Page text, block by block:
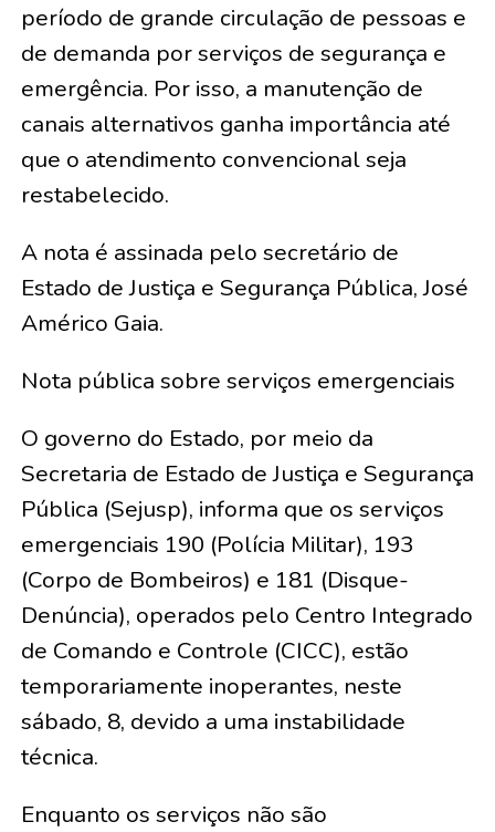
período de grande circulação de pessoas e
de demanda por serviços de segurança e
emergência. Por isso, a manutenção de
canais alternativos ganha importância até
que o atendimento convencional seja
restabelecido.
A nota é assinada pelo secretário de
Estado de Justiça e Segurança Pública, José
Américo Gaia.
Nota pública sobre serviços emergenciais
O governo do Estado, por meio da
Secretaria de Estado de Justiça e Segurança
Pública (Sejusp), informa que os serviços
emergenciais 190 (Polícia Militar), 193
(Corpo de Bombeiros) e 181 (Disque-
Denúncia), operados pelo Centro Integrado
de Comando e Controle (CICC), estão
temporariamente inoperantes, neste
sábado, 8, devido a uma instabilidade
técnica.
Enquanto os serviços não são